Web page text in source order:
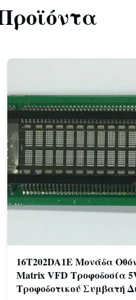
16T202DA1E Μονάδα
Matrix VFD Τροφοδοσία
Τροφοδοτικού Συμβατή